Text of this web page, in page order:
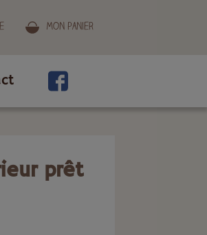
Mon panier
prêt